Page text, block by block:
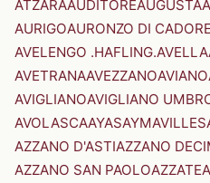
ATZARAAUDITOREAUGUSTA
AURIGOAURONZO DI CADORE
AVELENGO .HAFLING.AVELLA
AVETRANAAVEZZANOAVIANO
AVIGLIANOAVIGLIANO
AVOLASCAAYASAYMAVILLES
AZZANO D'ASTIAZZANO
AZZANO SAN PAOLOAZZATE